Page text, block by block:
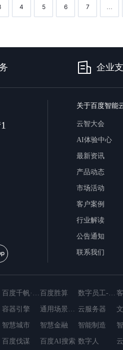
4 5 6 7 …
企业
关于百度智能
云智大会
AI体验中心
最新资讯
产品动态
市场活动
客户案例
行业解读
公告通知
联系我们
百度千帆·大模型服务与Agent开发平台 百度胜算 数字员工-营销内容创作
容器引擎 通用场景OCR 云服务器
MapReduce
容器镜像服务
智慧城市 智慧金融 智能制造
百度伐谋 百度AI搜索 数字人